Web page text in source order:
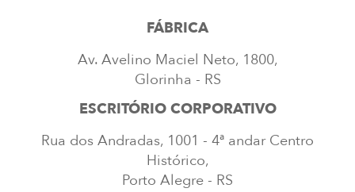
FÁBRICA
Av. Avelino Maciel Neto, 1800,
Glorinha - RS
ESCRITÓRIO CORPORATIVO
Rua dos Andradas, 1001 - 4ª andar Centro
Histórico,
Porto Alegre - RS